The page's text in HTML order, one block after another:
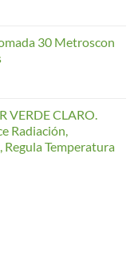
30 Metroscon
VERDE CLARO.
Radiación,
Regula Temperatura